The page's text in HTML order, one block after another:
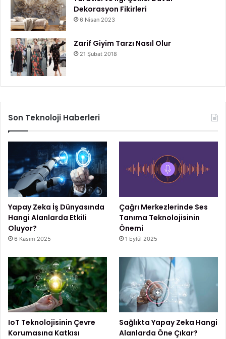
Dekorasyon Fikirleri
6 Nisan 2023
Zarif Giyim Tarzı Nasıl Olur
21 Şubat 2018
Son Teknoloji Haberleri
Yapay Zeka İş Dünyasında
Hangi Alanlarda Etkili
Oluyor?
6 Kasım 2025
Çağrı Merkezlerinde Ses
Tanıma Teknolojisinin
Önemi
1 Eylül 2025
IoT Teknolojisinin Çevre
Korumasına Katkısı
Sağlıkta Yapay Zeka Hangi
Alanlarda Öne Çıkar?